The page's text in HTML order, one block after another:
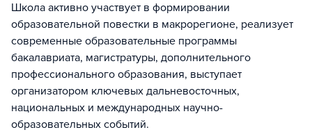
Школа активно участвует в формировании
образовательной повестки в макрорегионе, реализует
современные образовательные программы
бакалавриата, магистратуры, дополнительного
профессионального образования, выступает
организатором ключевых дальневосточных,
национальных и международных научно-
образовательных событий.